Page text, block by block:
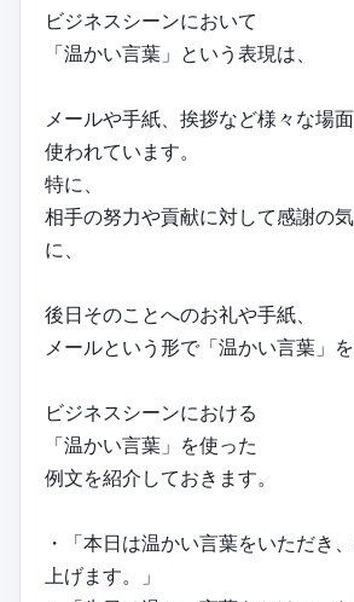
ビジネスシーンにおいて
「温かい言葉」という表現は、
メールや手紙、挨拶など様々な場
使われています。
特に、
相手の努力や貢献に対して感謝の
に、
後日そのことへのお礼や手紙、
メールという形で「温かい言葉」を
ビジネスシーンにおける
「温かい言葉」を使った
例文を紹介しておきます。
・「本日は温かい言葉をいただき
上げます。」